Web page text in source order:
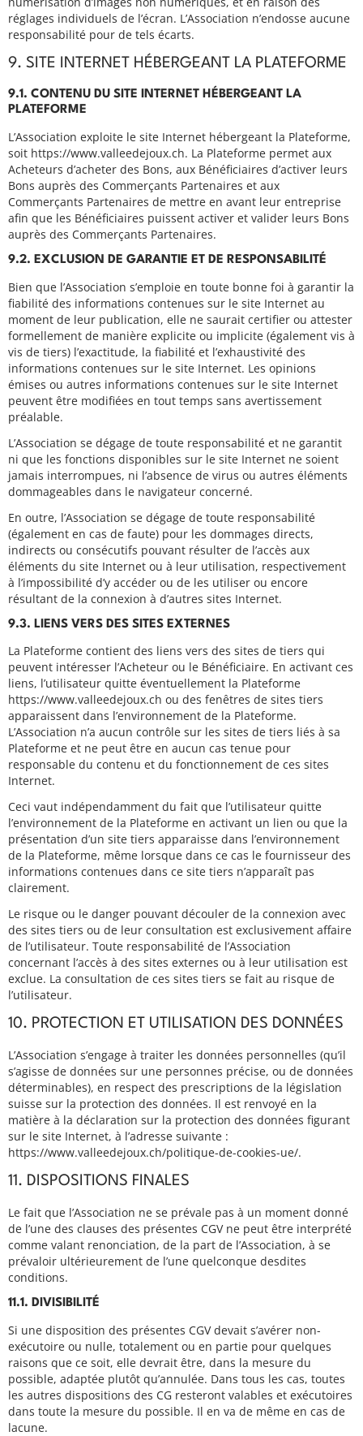
réglages individuels de l’écran. L’Association n’endosse aucune
responsabilité pour de tels écarts.
9. SITE INTERNET HÉBERGEANT LA PLATEFORME
9.1. CONTENU DU SITE INTERNET HÉBERGEANT LA
PLATEFORME
L’Association exploite le site Internet hébergeant la Plateforme,
soit https://www.valleedejoux.ch. La Plateforme permet aux
Acheteurs d’acheter des Bons, aux Bénéficiaires d’activer leurs
Bons auprès des Commerçants Partenaires et aux
Commerçants Partenaires de mettre en avant leur entreprise
afin que les Bénéficiaires puissent activer et valider leurs Bons
auprès des Commerçants Partenaires.
9.2. EXCLUSION DE GARANTIE ET DE RESPONSABILITÉ
Bien que l’Association s’emploie en toute bonne foi à garantir la
fiabilité des informations contenues sur le site Internet au
moment de leur publication, elle ne saurait certifier ou attester
formellement de manière explicite ou implicite (également vis à
vis de tiers) l’exactitude, la fiabilité et l’exhaustivité des
informations contenues sur le site Internet. Les opinions
émises ou autres informations contenues sur le site Internet
peuvent être modifiées en tout temps sans avertissement
préalable.
L’Association se dégage de toute responsabilité et ne garantit
ni que les fonctions disponibles sur le site Internet ne soient
jamais interrompues, ni l’absence de virus ou autres éléments
dommageables dans le navigateur concerné.
En outre, l’Association se dégage de toute responsabilité
(également en cas de faute) pour les dommages directs,
indirects ou consécutifs pouvant résulter de l’accès aux
éléments du site Internet ou à leur utilisation, respectivement
à l’impossibilité d’y accéder ou de les utiliser ou encore
résultant de la connexion à d’autres sites Internet.
9.3. LIENS VERS DES SITES EXTERNES
La Plateforme contient des liens vers des sites de tiers qui
peuvent intéresser l’Acheteur ou le Bénéficiaire. En activant ces
liens, l’utilisateur quitte éventuellement la Plateforme
https://www.valleedejoux.ch ou des fenêtres de sites tiers
apparaissent dans l’environnement de la Plateforme.
L’Association n’a aucun contrôle sur les sites de tiers liés à sa
Plateforme et ne peut être en aucun cas tenue pour
responsable du contenu et du fonctionnement de ces sites
Internet.
Ceci vaut indépendamment du fait que l’utilisateur quitte
l’environnement de la Plateforme en activant un lien ou que la
présentation d’un site tiers apparaisse dans l’environnement
de la Plateforme, même lorsque dans ce cas le fournisseur des
informations contenues dans ce site tiers n’apparaît pas
clairement.
Le risque ou le danger pouvant découler de la connexion avec
des sites tiers ou de leur consultation est exclusivement affaire
de l’utilisateur. Toute responsabilité de l’Association
concernant l’accès à des sites externes ou à leur utilisation est
exclue. La consultation de ces sites tiers se fait au risque de
l’utilisateur.
10. PROTECTION ET UTILISATION DES DONNÉES
L’Association s’engage à traiter les données personnelles (qu’il
s’agisse de données sur une personnes précise, ou de données
déterminables), en respect des prescriptions de la législation
suisse sur la protection des données. Il est renvoyé en la
matière à la déclaration sur la protection des données figurant
sur le site Internet, à l’adresse suivante :
https://www.valleedejoux.ch/politique-de-cookies-ue/.
11. DISPOSITIONS FINALES
Le fait que l’Association ne se prévale pas à un moment donné
de l’une des clauses des présentes CGV ne peut être interprété
comme valant renonciation, de la part de l’Association, à se
prévaloir ultérieurement de l’une quelconque desdites
conditions.
11.1. DIVISIBILITÉ
Si une disposition des présentes CGV devait s’avérer non-
exécutoire ou nulle, totalement ou en partie pour quelques
raisons que ce soit, elle devrait être, dans la mesure du
possible, adaptée plutôt qu’annulée. Dans tous les cas, toutes
les autres dispositions des CG resteront valables et exécutoires
dans toute la mesure du possible. Il en va de même en cas de
lacune.